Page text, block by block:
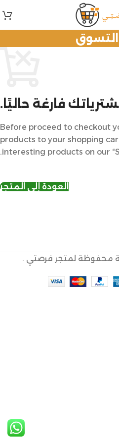
فارغة حاليًا.
Before proceed to checkout
products to your shopping
interesting products on our
العودة إلى المتجر